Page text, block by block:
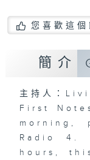
您喜歡這
簡介
主持人：
First
morning,
Radio 4.
hours,